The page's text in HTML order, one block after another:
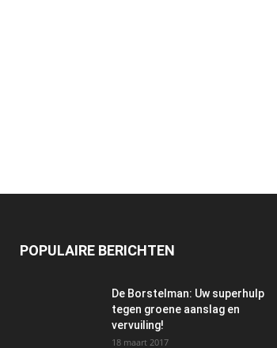
POPULAIRE BERICHTEN
De Borstelman: Uw superhulp
tegen groene aanslag en
vervuiling!
18 maart 2017